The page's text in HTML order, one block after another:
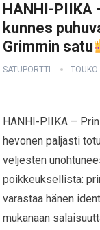
HANHI-
kunnes
Grimmin satu
SATUPORTTI
HANHI-PIIKA –
hevonen paljasti
veljesten
poikkeuksellista:
varastaa hänen
mukanaan